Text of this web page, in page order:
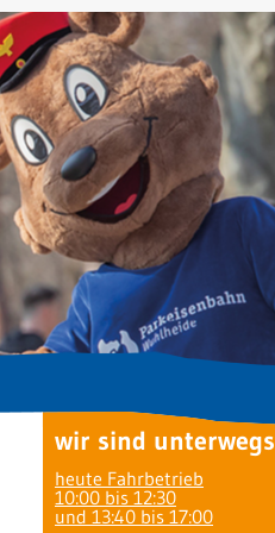
wir sind unterwegs
heute Fahrbetrieb
10:00 bis 12:30
und 13:40 bis 17:00